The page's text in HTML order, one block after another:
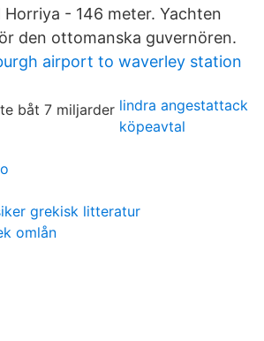
Horriya - 146 meter. Yachten
den ottomanska guvernören.
airport to waverley station
lindra angestattack
köpeavtal
grekisk litteratur
omlån